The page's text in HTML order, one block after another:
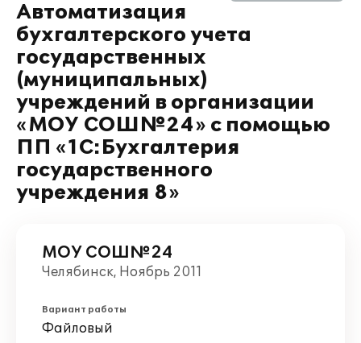
Автоматизация
бухгалтерского учета
государственных
(муниципальных)
учреждений в организации
«МОУ СОШ№24» с помощью
ПП «1С:Бухгалтерия
государственного
учреждения 8»
МОУ СОШ№24
Челябинск, Ноябрь 2011
Вариант работы
Файловый